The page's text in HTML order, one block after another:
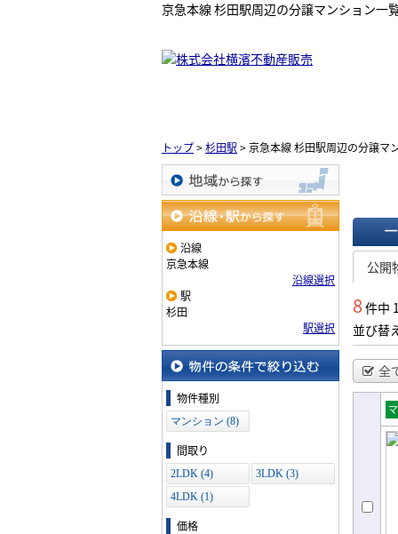
京急本線 杉田駅周辺の分譲マンション一
トップ>杉田駅 >京急本線 杉田駅周辺の分譲マ
地域から探す
沿線・駅から探す
沿線
京急本線
沿線選択
駅
杉田
駅選択
物件の条件で絞り込む
物件種別
マンション (8)
間取り
2LDK (4)
3LDK (3)
4LDK (1)
価格
一覧で
公開
8 件中
並び替
全